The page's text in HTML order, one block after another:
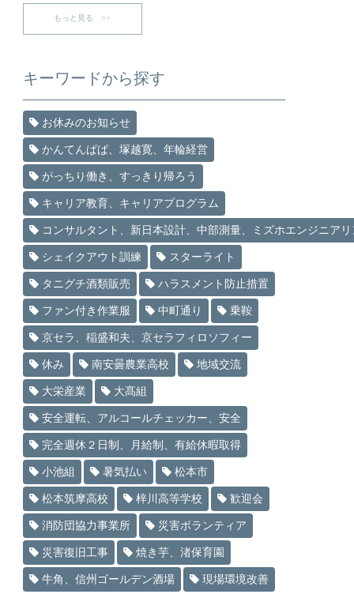
もっと見る >>
キーワードから探す
お休みのお知らせ
かんてんぱぱ、塚越寛、年輪経営
がっちり働き、すっきり帰ろう
キャリア教育、キャリアプログラム
コンサルタント、新日本設計、中部測量、ミズホエンジニアリ
シェイクアウト訓練 スターライト
タニグチ酒類販売 ハラスメント防止措置
ファン付き作業服 中町通り 乗鞍
京セラ、稲盛和夫、京セラフィロソフィー
休み 南安曇農業高校 地域交流
大栄産業 大髙組
安全運転、アルコールチェッカー、安全
完全週休２日制、月給制、有給休暇取得
小池組 暑気払い 松本市
松本筑摩高校 梓川高等学校 歓迎会
消防団協力事業所 災害ボランティア
災害復旧工事 焼き芋、渚保育園
牛角、信州ゴールデン酒場 現場環境改善